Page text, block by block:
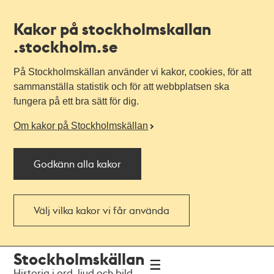
Kakor på stockholmskallan
.stockholm.se
På Stockholmskällan använder vi kakor, cookies, för att
sammanställa statistik och för att webbplatsen ska
fungera på ett bra sätt för dig.
Om kakor på Stockholmskällan
Godkänn alla kakor
Välj vilka kakor vi får använda
navigationen
huvudinnehållet
Stockholmskällan